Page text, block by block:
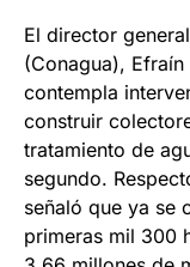
El director
(Conagua),
contempla
construir
tratamiento de
segundo.
señaló que ya se
primeras mil 300